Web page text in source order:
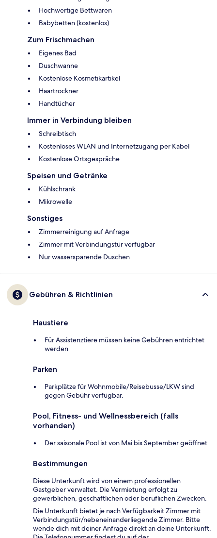
Hochwertige Bettwaren
Babybetten (kostenlos)
Zum Frischmachen
Eigenes Bad
Duschwanne
Kostenlose Kosmetikartikel
Haartrockner
Handtücher
Immer in Verbindung bleiben
Schreibtisch
Kostenloses WLAN und Internetzugang per Kabel
Kostenlose Ortsgespräche
Speisen und Getränke
Kühlschrank
Mikrowelle
Sonstiges
Zimmerreinigung auf Anfrage
Zimmer mit Verbindungstür verfügbar
Nur wassersparende Duschen
Gebühren & Richtlinien
Haustiere
Für Assistenztiere müssen keine Gebühren entrichtet
werden
Parken
Parkplätze für Wohnmobile/Reisebusse/LKW sind
gegen Gebühr verfügbar.
Pool, Fitness- und Wellnessbereich (falls
vorhanden)
Der saisonale Pool ist von Mai bis September geöffnet.
Bestimmungen
Diese Unterkunft wird von einem professionellen
Gastgeber verwaltet. Die Vermietung erfolgt zu
gewerblichen, geschäftlichen oder beruflichen Zwecken.
Die Unterkunft bietet je nach Verfügbarkeit Zimmer mit
Verbindungstür/nebeneinanderliegende Zimmer. Bitte
wende dich mit deiner Anfrage direkt an deine Unterkunft.